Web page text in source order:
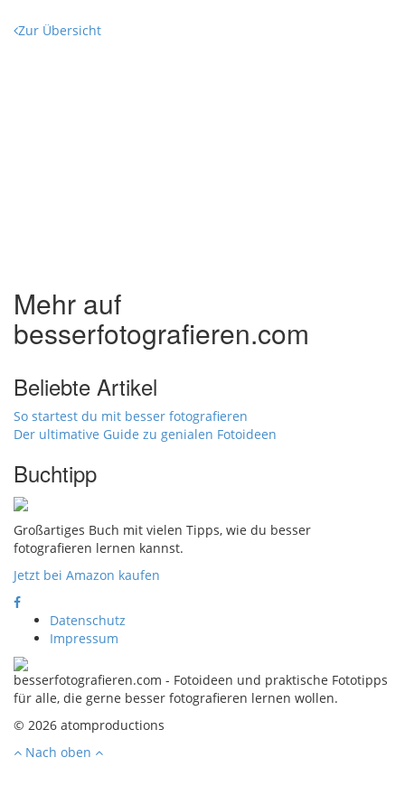
Zur Übersicht
Mehr auf
besserfotografieren.com
Beliebte Artikel
So startest du mit besser fotografieren
Der ultimative Guide zu genialen Fotoideen
Buchtipp
Großartiges Buch mit vielen Tipps, wie du besser
fotografieren lernen kannst.
Jetzt bei Amazon kaufen
Datenschutz
Impressum
besserfotografieren.com - Fotoideen und praktische Fototipps
für alle, die gerne besser fotografieren lernen wollen.
© 2026 atomproductions
Nach oben